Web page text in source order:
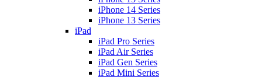
iPhone 14 Series
iPhone 13 Series
iPad
iPad Pro Series
iPad Air Series
iPad Gen Series
iPad Mini Series